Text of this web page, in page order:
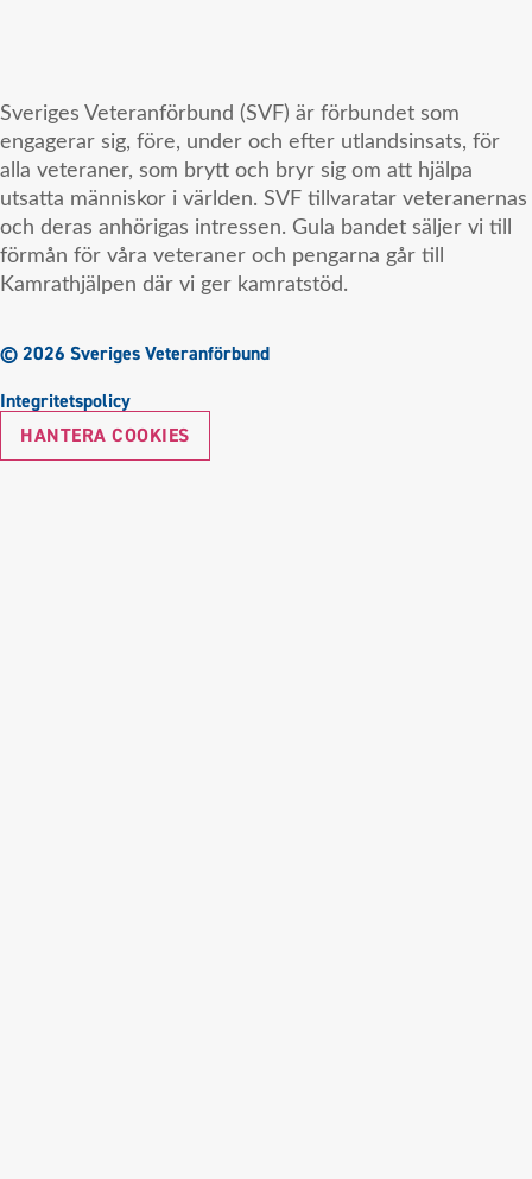
Sveriges Veteranförbund (SVF) är förbundet som
engagerar sig, före, under och efter utlandsinsats, för
alla veteraner, som brytt och bryr sig om att hjälpa
utsatta människor i världen. SVF tillvaratar veteranernas
och deras anhörigas intressen. Gula bandet säljer vi till
förmån för våra veteraner och pengarna går till
Kamrathjälpen där vi ger kamratstöd.
© 2026 Sveriges Veteranförbund
Integritetspolicy
HANTERA COOKIES